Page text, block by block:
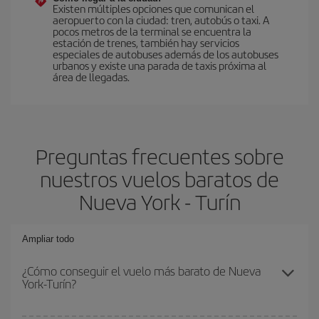
Existen múltiples opciones que comunican el
aeropuerto con la ciudad: tren, autobús o taxi. A
pocos metros de la terminal se encuentra la
estación de trenes, también hay servicios
especiales de autobuses además de los autobuses
urbanos y existe una parada de taxis próxima al
área de llegadas.
Preguntas frecuentes sobre
nuestros vuelos baratos de
Nueva York - Turín
Ampliar todo
¿Cómo conseguir el vuelo más barato de Nueva
York-Turín?